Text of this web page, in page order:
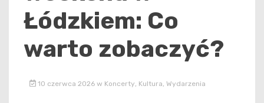
Łódzkiem: Co
warto zobaczyć?
10 czerwca 2026 w Koncerty Kultura Wydarzenia